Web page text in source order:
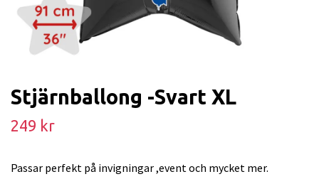
Stjärnballong -Svart XL
249 kr
Passar perfekt på invigningar ,event och mycket mer.